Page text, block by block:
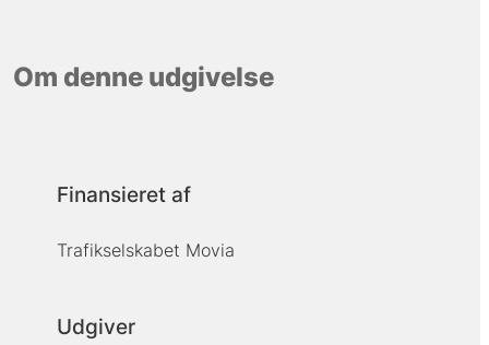
Om denne udgivelse
Finansieret af
Trafikselskabet Movia
Udgiver